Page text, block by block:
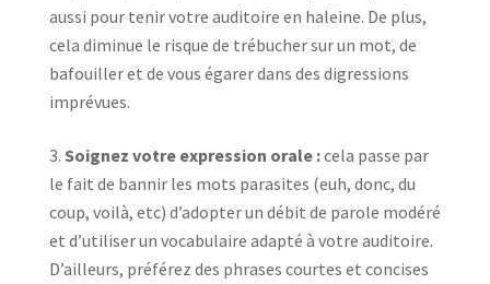
aussi pour tenir votre auditoire en haleine. De plus,
cela diminue le risque de trébucher sur un mot, de
bafouiller et de vous égarer dans des digressions
imprévues.
Soignez votre expression orale :cela passe par
le fait de bannir les mots parasites (euh, donc, du
coup, voilà, etc) d’adopter un débit de parole modéré
et d’utiliser un vocabulaire adapté à votre auditoire.
D’ailleurs, préférez des phrases courtes et concises